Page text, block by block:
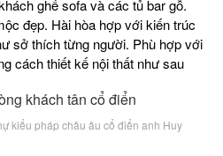
ghế sofa và các tủ bar gỗ.
đẹp. Hài hòa hợp với kiến trúc
sở thích từng người. Phù hợp với
cách thiết kế nội thất như sau
kiểu pháp châu âu cổ điển anh Huy